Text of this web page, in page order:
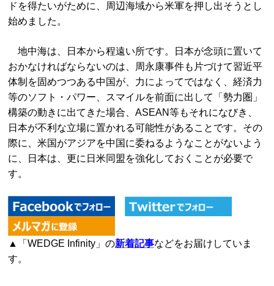
ドを得たいがために、周辺海域から米軍を押し出そうとし
始めました。
地中海は、日本から程遠い所です。日本が念頭に置いて
おかなければならないのは、周永康事件も片づけて習近平
体制を固めつつある中国が、力によってではなく、経済力
等のソフト・パワー、スマイルを前面に出して「勢力圏」
構築の動きに出てきた場合、ASEAN等もそれになびき、
日本が不利な立場に置かれる可能性があることです。その
際に、米国がアジアを中国に委ねるようなことがないよう
に、日本は、更に日米同盟を強化しておくことが必要で
す。
▲「WEDGE Infinity」の新着記事などをお届けしていま
す。